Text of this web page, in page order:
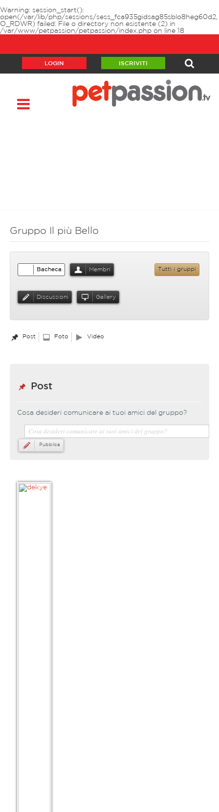
Warning: session_start():
open(/var/lib/php/sessions/sess_fca935gidsag85sblo8heg60d2,
O_RDWR) failed: File o directory non esistente (2) in
/var/www/petpassion/petpassion/index.php on line 18
LOGIN ISCRIVITI
Gruppo Il più Bello
Tutti i gruppi
Bacheca Membri
Discussioni Gallery
Post Foto Video
Post
Cosa desideri comunicare ai tuoi amici del gruppo?
Pubblica